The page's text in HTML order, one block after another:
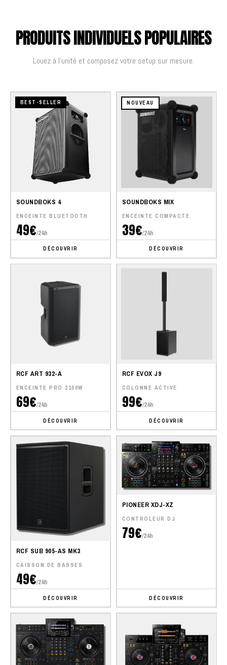
PRODUITS INDIVIDUELS POPULAIRES
Louez à l'unité et composez votre setup sur mesure.
BEST-SELLER
SOUNDBOKS 4
ENCEINTE BLUETOOTH
49€/24h
DÉCOUVRIR
NOUVEAU
SOUNDBOKS MIX
ENCEINTE COMPACTE
39€/24h
DÉCOUVRIR
RCF ART 932-A
ENCEINTE PRO 2100W
69€/24h
DÉCOUVRIR
RCF EVOX J9
COLONNE ACTIVE
99€/24h
DÉCOUVRIR
RCF SUB 905-AS MK3
CAISSON DE BASSES
49€/24h
DÉCOUVRIR
PIONEER XDJ-XZ
CONTRÔLEUR DJ
79€/24h
DÉCOUVRIR